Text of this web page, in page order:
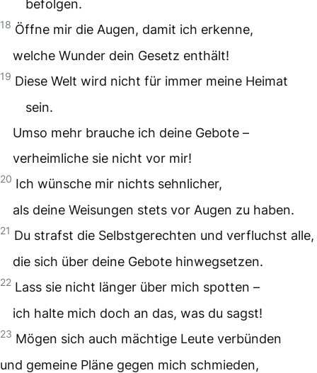
befolgen.
18 Öffne mir die Augen, damit ich erkenne,
welche Wunder dein Gesetz enthält!
19 Diese Welt wird nicht für immer meine Heimat
sein.
Umso mehr brauche ich deine Gebote –
verheimliche sie nicht vor mir!
20 Ich wünsche mir nichts sehnlicher,
als deine Weisungen stets vor Augen zu haben.
21 Du strafst die Selbstgerechten und verfluchst alle,
die sich über deine Gebote hinwegsetzen.
22 Lass sie nicht länger über mich spotten –
ich halte mich doch an das, was du sagst!
23 Mögen sich auch mächtige Leute verbünden
und gemeine Pläne gegen mich schmieden,